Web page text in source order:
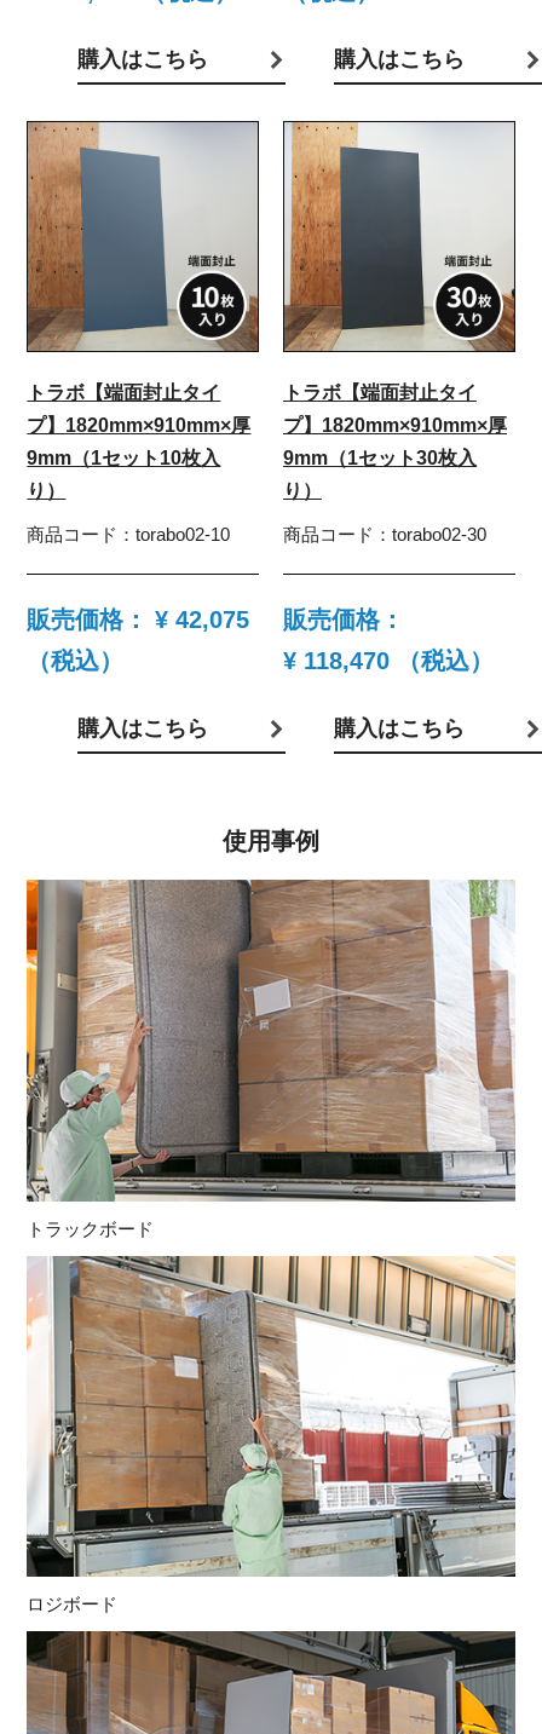
購入はこちら 購入はこちら
トラボ【端面封止タイ
プ】1820mm×910mm×厚
9mm（1セット10枚入
り）
商品コード：torabo02-10
販売価格：
¥ 42,075
（税込）
購入はこちら
トラボ【端面封止タイ
プ】1820mm×910mm×厚
9mm（1セット30枚入
り）
商品コード： torabo02-30
販売価格：
¥ 118,470
（税込）
購入はこちら
使用事例
トラックボード
ロジボード